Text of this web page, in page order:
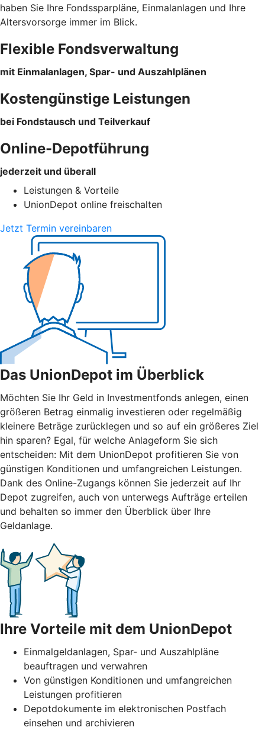
haben Sie Ihre Fondssparpläne, Einmalanlagen und Ihre
Altersvorsorge immer im Blick.
Flexible Fondsverwaltung
mit Einmalanlagen, Spar- und Auszahlplänen
Kostengünstige Leistungen
bei Fondstausch und Teilverkauf
Online-Depotführung
jederzeit und überall
Leistungen & Vorteile
UnionDepot online freischalten
Jetzt Termin vereinbaren
Das UnionDepot im Überblick
Möchten Sie Ihr Geld in Investmentfonds anlegen, einen
größeren Betrag einmalig investieren oder regelmäßig
kleinere Beträge zurücklegen und so auf ein größeres Ziel
hin sparen? Egal, für welche Anlageform Sie sich
entscheiden: Mit dem UnionDepot profitieren Sie von
günstigen Konditionen und umfangreichen Leistungen.
Dank des Online-Zugangs können Sie jederzeit auf Ihr
Depot zugreifen, auch von unterwegs Aufträge erteilen
und behalten so immer den Überblick über Ihre
Geldanlage.
Ihre Vorteile mit dem UnionDepot
Einmalgeldanlagen, Spar- und Auszahlpläne
beauftragen und verwahren
Von günstigen Konditionen und umfangreichen
Leistungen profitieren
Depotdokumente im elektronischen Postfach
einsehen und archivieren